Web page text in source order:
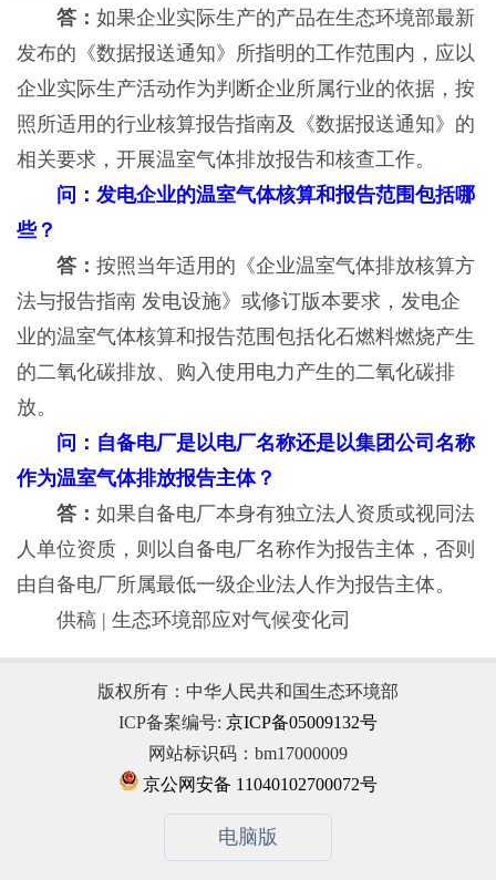
答： 如果企业实际生产的产品在生态环境部最新
发布的《数据报送通知》所指明的工作范围内，应以
企业实际生产活动作为判断企业所属行业的依据，按
照所适用的行业核算报告指南及《数据报送通知》的
相关要求，开展温室气体排放报告和核查工作。
问：发电企业的温室气体核算和报告范围包括哪
些？
答： 按照当年适用的《企业温室气体排放核算方
法与报告指南 发电设施》或修订版本要求，发电企
业的温室气体核算和报告范围包括化石燃料燃烧产生
的二氧化碳排放、购入使用电力产生的二氧化碳排
放。
问：自备电厂是以电厂名称还是以集团公司名称
作为温室气体排放报告主体？
答： 如果自备电厂本身有独立法人资质或视同法
人单位资质，则以自备电厂名称作为报告主体，否则
由自备电厂所属最低一级企业法人作为报告主体。
供稿 | 生态环境部应对气候变化司
版权所有：中华人民共和国生态环境部
ICP备案编号: 京ICP备05009132号
网站标识码：bm17000009
京公网安备 11040102700072号
电脑版